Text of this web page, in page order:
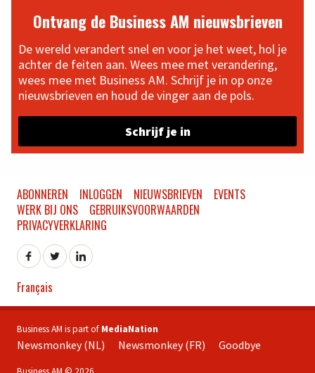
Ontvang de Business AM nieuwsbrieven
De wereld verandert snel en voor je het weet, hol je
achter de feiten aan. Wees mee met verandering,
wees mee met Business AM. Schrijf je in op onze
nieuwsbrieven en houd de vinger aan de pols.
Schrijf je in
ABONNEREN INLOGGEN NIEUWSBRIEVEN
EVENTS
WERK BIJ ONS
GEBRUIKSVOORWAARDEN
PRIVACYVERKLARING
Français
Business AM is part of MediaNation
Newsmonkey (NL) Newsmonkey (FR) Goodbye